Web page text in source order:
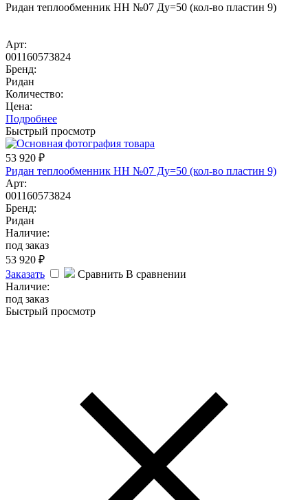
Ридан теплообменник НН №07 Ду=50 (кол-во пластин 9)
Арт:
001160573824
Бренд:
Ридан
Количество:
Цена:
Подробнее
Быстрый просмотр
53 920 ₽
Ридан теплообменник НН №07 Ду=50 (кол-во пластин 9)
Арт:
001160573824
Бренд:
Ридан
Наличие:
под заказ
53 920 ₽
Заказать
Сравнить В сравнении
Наличие:
под заказ
Быстрый просмотр